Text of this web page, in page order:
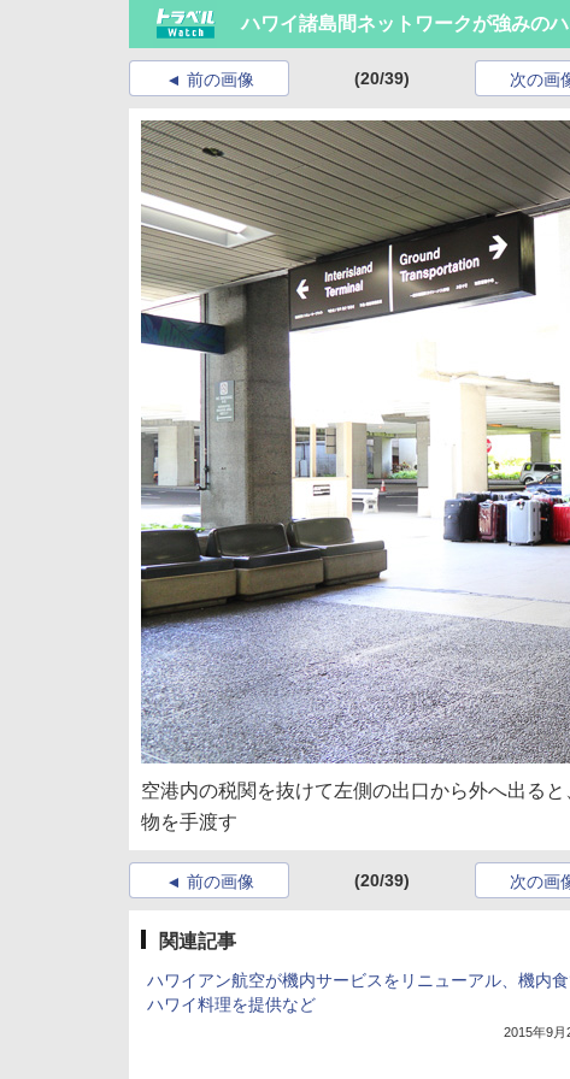
ハワイ諸島間ネットワークが強みの
前の画像 (20/39) 次の画
空港内の税関を抜けて左側の出口から外へ出る
物を手渡す
前の画像 (20/39) 次の画
関連記事
ハワイアン航空が機内サービスをリニューアル、機内
ハワイ料理を提供など
2015年9月